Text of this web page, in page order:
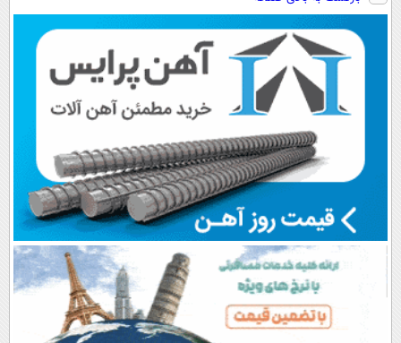
سبک و مقاوم |
پرداخت قسطی
تخفیف)
اقساطی😍